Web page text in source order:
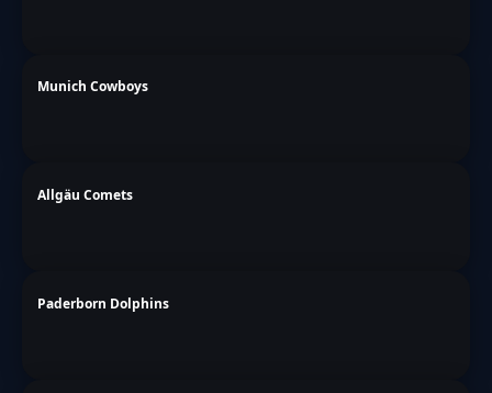
Munich Cowboys
Allgäu Comets
Paderborn Dolphins